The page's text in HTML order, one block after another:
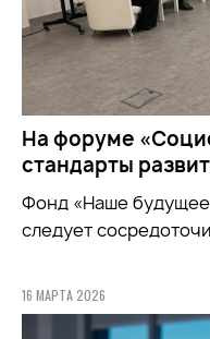
На форуме
стандарты
Фонд «Наше
следует
16 МАРТА 2026